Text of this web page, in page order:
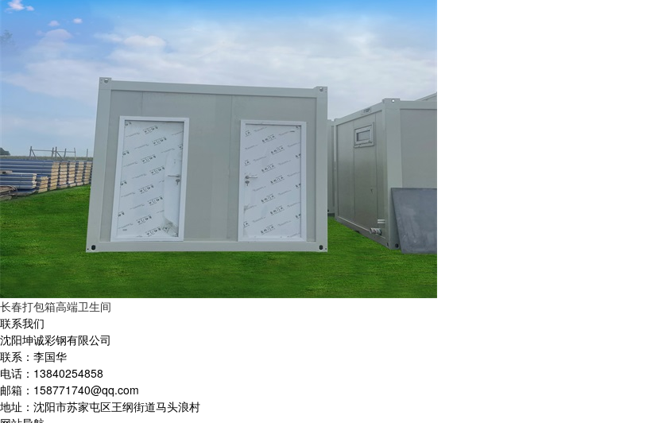
长春打包箱高端卫生间
联系我们
沈阳坤诚彩钢有限公司
联系：李国华
电话：13840254858
邮箱：158771740@qq.com
地址：沈阳市苏家屯区王纲街道马头浪村